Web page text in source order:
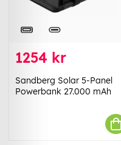
1254 kr
Sandberg Solar 5-Panel
Powerbank 27.000 mAh